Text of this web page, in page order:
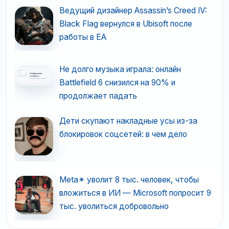
Ведущий дизайнер Assassin’s Creed IV:
Black Flag вернулся в Ubisoft после
работы в EA
Не долго музыка играла: онлайн
Battlefield 6 снизился на 90% и
продолжает падать
Дети скупают накладные усы из-за
блокировок соцсетей: в чем дело
Meta✴ уволит 8 тыс. человек, чтобы
вложиться в ИИ — Microsoft попросит 9
тыс. уволиться добровольно